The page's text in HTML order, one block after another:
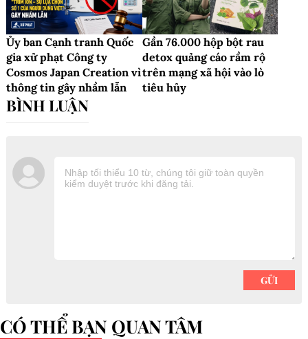
Ủy ban Cạnh tranh Quốc
gia xử phạt Công ty
Cosmos Japan Creation vì
thông tin gây nhầm lẫn
Gần 76.000 hộp bột rau
detox quảng cáo rầm rộ
trên mạng xã hội vào lò
tiêu hủy
CÓ THỂ BẠN QUAN TÂM